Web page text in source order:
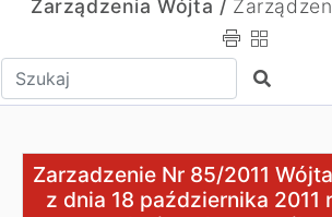
Zarządzenia Wójta /
Wpisz tekst do wyszukania Szukaj
Zarzadzenie Nr 85/2011 Wójta
Zarzadzenie Nr 85/2011
z dnia 18 października 2011